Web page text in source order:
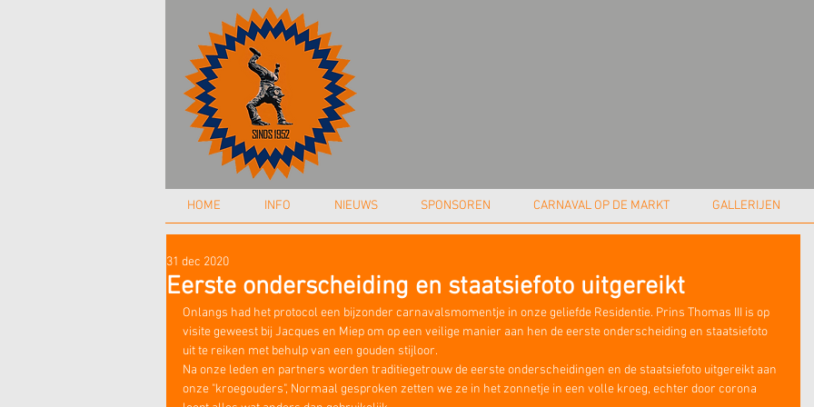
HOME INFO NIEUWS SPONSOREN CARNAVAL OP DE MARKT GALLERIJEN
Eerste onderscheiding en staatsiefoto uitgereikt
31 dec 2020
Onlangs had het protocol een bijzonder carnavalsmomentje in onze geliefde Residentie. Prins Thomas III is op
visite geweest bij Jacques en Miep om op een veilige manier aan hen de eerste onderscheiding en staatsiefoto
uit te reiken met behulp van een gouden stijloor.
Na onze leden en partners worden traditiegetrouw de eerste onderscheidingen en de staatsiefoto uitgereikt aan
onze "kroegouders", Normaal gesproken zetten we ze in het zonnetje in een volle kroeg, echter door corona